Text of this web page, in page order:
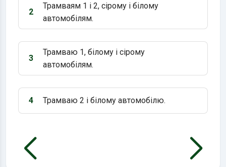
Варіант 2:
2
Трамваям 1 і 2, сірому і білому
автомобілям.
Варіант 3:
3
Трамваю 1, білому і сірому
автомобілям.
Варіант 4:
4 Трамваю 2 і білому автомобілю.